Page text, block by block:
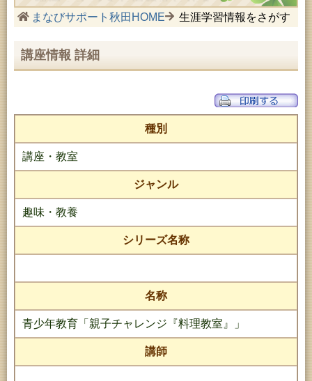
まなびサポート秋田HOME 生涯学習情報をさがす
講座情報 詳細
種別
講座・教室
ジャンル
趣味・教養
シリーズ名称
名称
青少年教育「親子チャレンジ『料理教室』」
講師